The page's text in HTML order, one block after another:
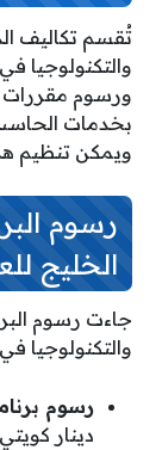
تُقسم تكاليف
والتكنولوجيا
ورسوم
بخدمات
ويمكن تنظيم
رسوم
الخليج
جاءت رسوم
والتكنولوجيا
رسوم
دينار